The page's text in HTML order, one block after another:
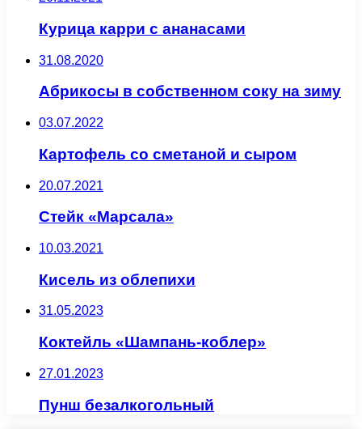
Курица карри с ананасами
31.08.2020
Абрикосы в собственном соку на зиму
03.07.2022
Картофель со сметаной и сыром
20.07.2021
Стейк «Марсала»
10.03.2021
Кисель из облепихи
31.05.2023
Коктейль «Шампань-коблер»
27.01.2023
Пунш безалкогольный